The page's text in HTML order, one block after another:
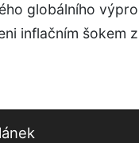
globálního
inflačním šokem